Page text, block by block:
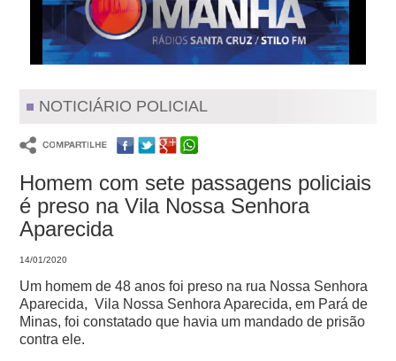
NOTICIÁRIO POLICIAL
Homem com sete passagens policiais
é preso na Vila Nossa Senhora
Aparecida
14/01/2020
Um homem de 48 anos foi preso na rua Nossa Senhora
Aparecida, Vila Nossa Senhora Aparecida, em Pará de
Minas, foi constatado que havia um mandado de prisão
contra ele.